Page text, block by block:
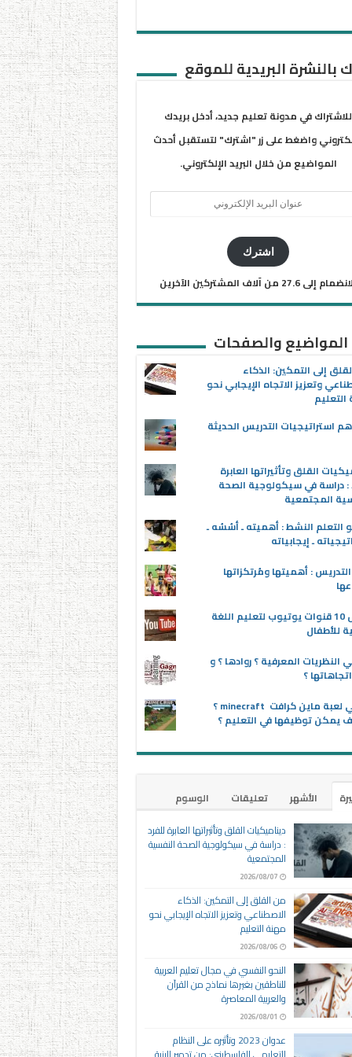
بالنشرة البريدية للموقع
للاشتراك في مدونة تعليم جديد، أدخل بريدك
واضغط على زر "اشترك" لتستقبل أحدث
المواضيع من خلال البريد الإلكتروني.
اشترك
إلى 27.6 من آلاف المشتركين الآخرين
المواضيع والصفحات
إلى التمكين: الذكاء
وتعزيز الاتجاه الإيجابي نحو
استراتيجيات التدريس الحديثة
القلق وتأثيراتها العابرة
: دراسة في سيكولوجية الصحة
المجتمعية
التعلم النشط : أهميته ـ أسُسُه ـ
ـ إيجابياته
: أهميتها ومُرتكزاتها
أفضل 10 قنوات يوتيوب لتعليم اللغة
للأطفال
النظريات المعرفية ؟ روادها ؟ و
؟
ماهي لعبة ماين كرافت minecraft ؟
يمكن توظيفها في التعليم ؟
الأشهر تعليقات
الوسوم
ديناميكيات القلق وتأثيراتها العابرة للفرد
: دراسة في سيكولوجية الصحة النفسية
المجتمعية
2026/08/07
من القلق إلى التمكين: الذكاء
الاصطناعي وتعزيز الاتجاه الإيجابي نحو
مهنة التعليم
2026/08/06
النحو النفسي في مجال تعليم العربية
للناطقين بغيرها نماذج من القرآن
والعربية المعاصرة
2026/08/01
عدوان 2023 وتأثيره على النظام